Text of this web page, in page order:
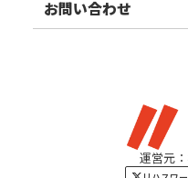
四国・九州エリア
ご利用者様の声
お知らせ
お問い合わせ
運営元